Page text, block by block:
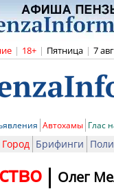
| 18+ | Пятница | 7
Автохамы Глас
Город Брифинги
Олег